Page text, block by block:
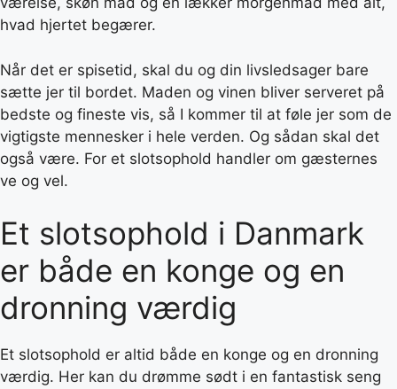
hvad hjertet begærer.
Når det er spisetid, skal du og din livsledsager bare
sætte jer til bordet. Maden og vinen bliver serveret på
bedste og fineste vis, så I kommer til at føle jer som de
vigtigste mennesker i hele verden. Og sådan skal det
også være. For et slotsophold handler om gæsternes
ve og vel.
Et slotsophold i Danmark
er både en konge og en
dronning værdig
Et slotsophold er altid både en konge og en dronning
værdig. Her kan du drømme sødt i en fantastisk seng